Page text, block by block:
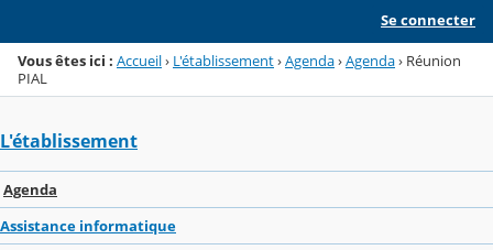
Se connecter
Vous êtes ici : Accueil› L'établissement›Agenda›Agenda› Réunion
PIAL
L'établissement
Agenda
Assistance informatique